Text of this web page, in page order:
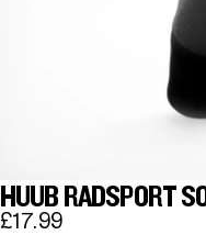
HUUB RADSPORT
£17.99